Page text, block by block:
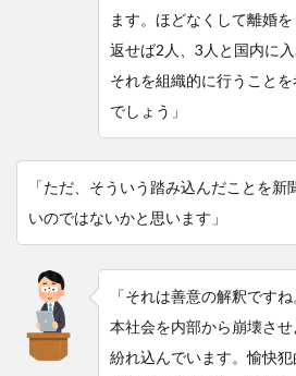
ます。ほどなくして離婚
返せば2人、3人と国内に入
それを組織的に行うこと
でしょう」
「ただ、そういう踏み込んだことを新
いのではないかと思います」
「それは善意の解釈です
本社会を内部から崩壊さ
紛れ込んでいます。愉快